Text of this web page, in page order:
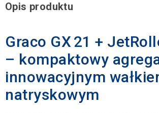
Opis produktu
Graco GX 21 +
– kompaktowy
innowacyjnym
natryskowym